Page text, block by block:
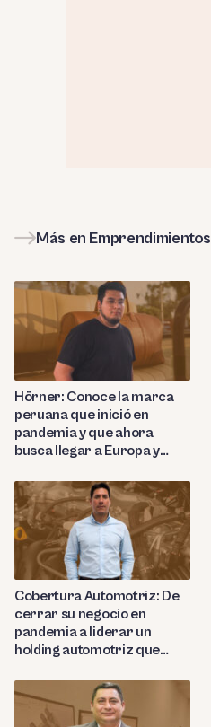
Más en Emprendimientos
Hörner: Conoce la marca
peruana que inició en
pandemia y que ahora
busca llegar a Europa y
productos de cuero de lujo
Cobertura Automotriz: De
cerrar su negocio en
pandemia a liderar un
holding automotriz que
en Perú